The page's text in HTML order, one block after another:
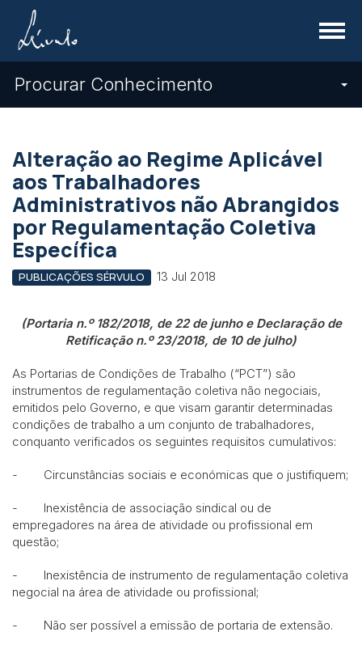
Menu
Procurar Conhecimento
Alteração ao Regime Aplicável
aos Trabalhadores
Administrativos não Abrangidos
por Regulamentação Coletiva
Específica
PUBLICAÇÕES SÉRVULO 13 Jul 2018
(Portaria n.º 182/2018, de 22 de junho e Declaração de
Retificação n.º 23/2018, de 10 de julho)
As Portarias de Condições de Trabalho (“PCT”) são
instrumentos de regulamentação coletiva não negociais,
emitidos pelo Governo, e que visam garantir determinadas
condições de trabalho a um conjunto de trabalhadores,
conquanto verificados os seguintes requisitos cumulativos:
- Circunstâncias sociais e económicas que o justifiquem;
- Inexistência de associação sindical ou de
empregadores na área de atividade ou profissional em
questão;
- Inexistência de instrumento de regulamentação coletiva
negocial na área de atividade ou profissional;
- Não ser possível a emissão de portaria de extensão.